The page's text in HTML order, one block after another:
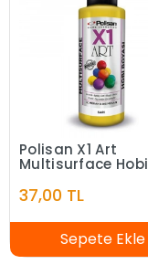
Polisan X1 Art
Multisurface Hobi
37,00 TL
Sepete Ekle